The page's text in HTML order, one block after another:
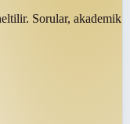
Sorular, akademik